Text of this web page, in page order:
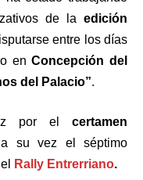
de la edición
entre los días
enConcepción del
del Palacio”.
por el certamen
su vez el séptimo
Rally Entrerriano.